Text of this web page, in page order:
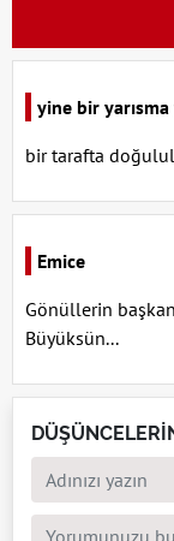
yine bir
bir tarafta
Emice
Gönüllerin
Büyüksün...